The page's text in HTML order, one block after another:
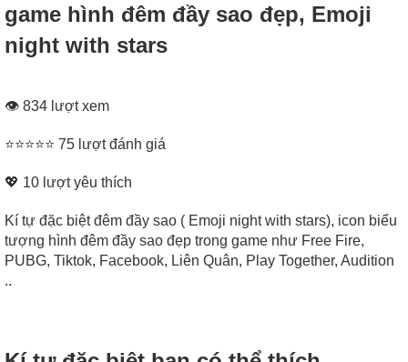
game hình đêm đầy sao đẹp, Emoji
night with stars
👁 834 lượt xem
⭐⭐⭐⭐⭐ 75 lượt đánh giá
💖 10 lượt yêu thích
Kí tự đặc biệt đêm đầy sao ( Emoji night with stars), icon biểu
tượng hình đêm đầy sao đẹp trong game như Free Fire,
PUBG, Tiktok, Facebook, Liên Quân, Play Together, Audition
..